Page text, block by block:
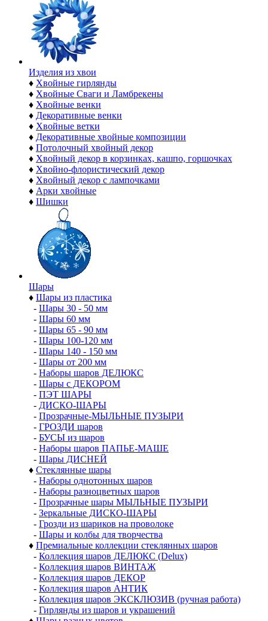
Изделия из хвои
♦ Хвойные гирлянды
♦ Хвойные Сваги и Ламбрекены
♦ Хвойные венки
♦ Декоративные венки
♦ Хвойные ветки
♦ Декоративные хвойные композиции
♦ Потолочный хвойный декор
♦ Хвойный декор в корзинках, кашпо, горшочках
♦ Хвойно-флористический декор
♦ Хвойный декор с лампочками
♦ Арки хвойные
♦ Шишки
Шары
♦ Шары из пластика
- Шары 30 - 50 мм
- Шары 60 мм
- Шары 65 - 90 мм
- Шары 100-120 мм
- Шары 140 - 150 мм
- Шары от 200 мм
- Наборы шаров ДЕЛЮКС
- Шары с ДЕКОРОМ
- ПЭТ ШАРЫ
- ДИСКО-ШАРЫ
- Прозрачные-МЫЛЬНЫЕ ПУЗЫРИ
- ГРОЗДИ шаров
- БУСЫ из шаров
- Наборы шаров ПАПЬЕ-МАШЕ
- Шары ДИСНЕЙ
♦ Стеклянные шары
- Наборы однотонных шаров
- Наборы разноцветных шаров
- Прозрачные шары МЫЛЬНЫЕ ПУЗЫРИ
- Зеркальные ДИСКО-ШАРЫ
- Грозди из шариков на проволоке
- Шары и колбы для творчества
♦ Премиальные коллекции стеклянных шаров
- Коллекция шаров ДЕЛЮКС (Delux)
- Коллекция шаров ВИНТАЖ
- Коллекция шаров ДЕКОР
- Коллекция шаров АНТИК
- Коллекция шаров ЭКСКЛЮЗИВ (ручная работа)
- Гирлянды из шаров и украшений